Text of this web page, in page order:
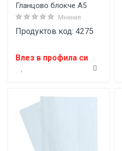
Гланцово блокче А5
Мнения
Продуктов код: 4275
Влез в профила си